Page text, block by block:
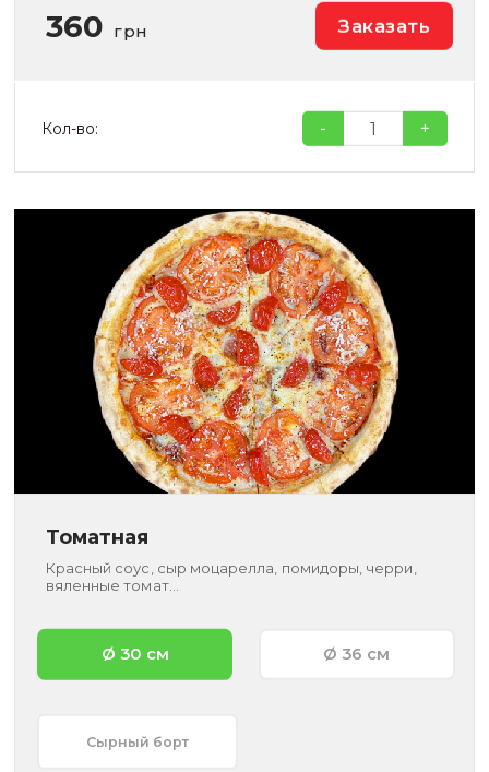
360 грн Заказать
Кол-во: - +
Томатная
Красный соус, сыр моцарелла, помидоры, черри,
вяленные томат...
Ø 30 см Ø 36 см
Сырный борт